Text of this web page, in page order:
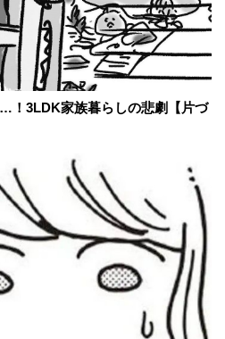
！3LDK家族暮らしの悲劇【片づ